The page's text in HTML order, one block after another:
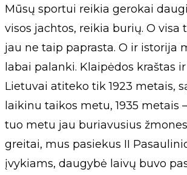
Mūsų sportui reikia gerokai
visos jachtos, reikia burių. O visa
jau ne taip paprasta. O ir istorija
labai palanki. Klaipėdos kraštas
Lietuvai atiteko tik 1923 metais,
laikinu taikos metu, 1935 metais
tuo metu jau buriavusius
greitai, mus pasiekus II
įvykiams, daugybė laivų buvo